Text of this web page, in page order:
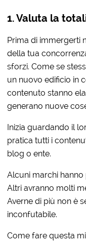
1. Valuta la
Prima di immergerti
della tua
sforzi. Come se
un nuovo edificio in
contenuto stanno
generano nuove
Inizia guardando il
pratica tutti i
blog o ente.
Alcuni marchi
Altri avranno molti
Averne di più non è
inconfutabile.
Come fare questa